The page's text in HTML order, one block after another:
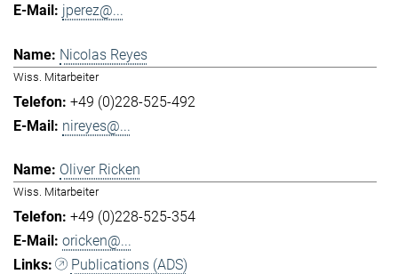
jperez@...
Nicolas Reyes
Wiss. Mitarbeiter
+49 (0)228-525-492
nireyes@...
Oliver Ricken
Wiss. Mitarbeiter
+49 (0)228-525-354
oricken@...
Publications (ADS)